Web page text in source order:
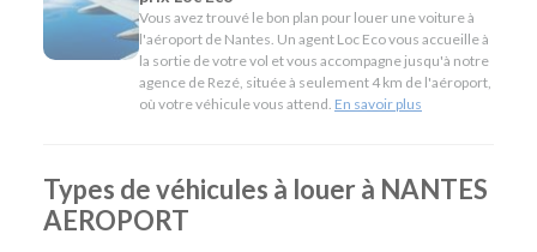
Utilitaires pour le transport de matériel ou un besoin
ponctuel après votre arrivée.
L'esprit Loc Eco
Nantes Aéroport reprend cette philosophie en offrant aux
passagers une prise en charge personnalisée, des tarifs
compétitifs et des services pratiques comme la location en
Vous avez trouvé le bon plan pour louer une voiture à
l'aéroport de Nantes. Un agent Loc Eco vous accueille à
la sortie de votre vol et vous accompagne jusqu'à notre
agence de Rezé, située à seulement 4 km de l'aéroport,
où votre véhicule vous attend. En savoir plus
Types de véhicules à louer à NANTES
AEROPORT